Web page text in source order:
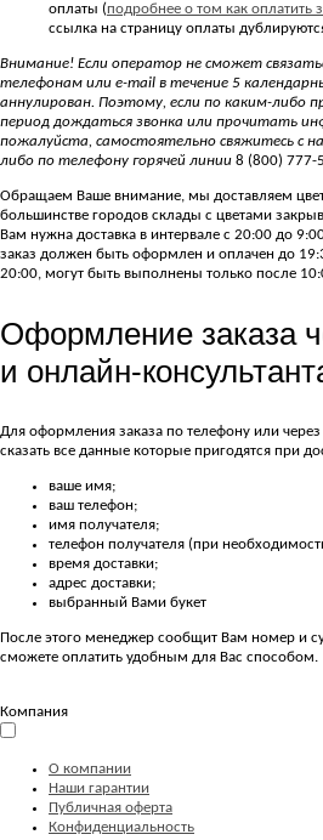
оплаты (подробнее о том как оплатить
ссылка на страницу оплаты
Внимание! Если оператор не сможет
телефонам или е-mail в течение 5
аннулирован. Поэтому, если по каким-либо
период дождаться звонка или прочитать
пожалуйста, самостоятельно свяжитесь с
либо по телефону горячей линии 8 (800) 777-
Обращаем Ваше внимание, мы доставляем
большинстве городов склады с цветами
Вам нужна доставка в интервале с 20:00 до
заказ должен быть оформлен и оплачен до
20:00, могут быть выполнены только после
Оформление заказа
и онлайн-
Для оформления заказа по телефону или
сказать все данные которые пригодятся при
ваше имя;
ваш телефон;
имя получателя;
телефон получателя (при
время доставки;
адрес доставки;
выбранный Вами букет
После этого менеджер сообщит Вам номер и
сможете оплатить удобным для Вас способом.
Компания
О компании
Наши гарантии
Публичная оферта
Конфиденциальность